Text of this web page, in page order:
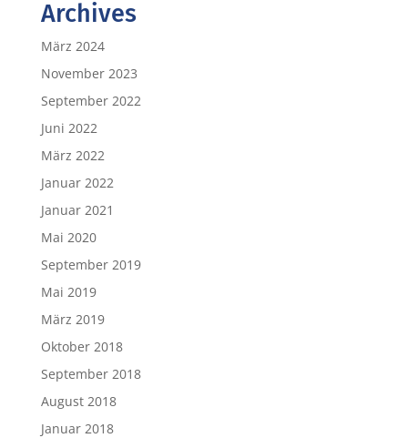
Archives
März 2024
November 2023
September 2022
Juni 2022
März 2022
Januar 2022
Januar 2021
Mai 2020
September 2019
Mai 2019
März 2019
Oktober 2018
September 2018
August 2018
Januar 2018